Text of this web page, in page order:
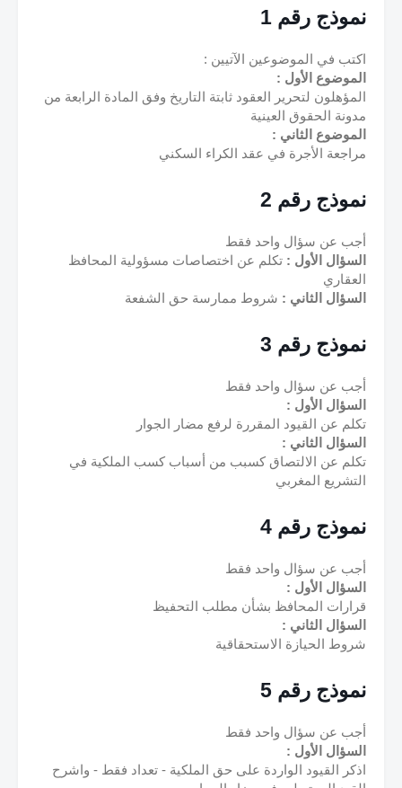
نموذج رقم 1
اكتب في الموضوعين الآتيين :
الموضوع الأول :
مدونة الحقوق العينية
الموضوع الثاني :
مراجعة الأجرة في عقد الكراء السكني
نموذج رقم 2
أجب عن سؤال واحد فقط
السؤال الأول :
العقاري
السؤال الثاني : شروط ممارسة حق الشفعة
نموذج رقم 3
أجب عن سؤال واحد فقط
السؤال الأول :
تكلم عن القيود المقررة لرفع مضار الجوار
السؤال الثاني :
التشريع المغربي
نموذج رقم 4
أجب عن سؤال واحد فقط
السؤال الأول :
قرارات المحافظ بشأن مطلب التحفيظ
السؤال الثاني :
شروط الحيازة الاستحقاقية
نموذج رقم 5
أجب عن سؤال واحد فقط
السؤال الأول :